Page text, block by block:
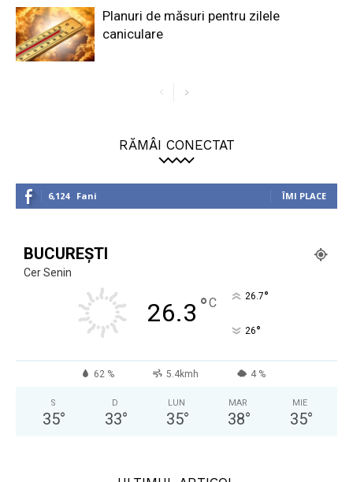
Planuri de măsuri pentru zilele
caniculare
RĂMÂI CONECTAT
6,124 Fani ÎMI PLACE
BUCUREȘTI
Cer Senin
26.3 °C 26.7°
26°
62 % 5.4kmh 4 %
S
35°
D
33°
LUN
35°
MAR
38°
MIE
35°